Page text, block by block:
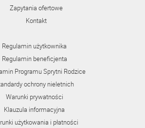
Zapytania ofertowe
Kontakt
Regulamin użytkownika
Regulamin beneficjenta
Programu Sprytni Rodzice
ochrony nieletnich
Warunki prywatności
Klauzula informacyjna
użytkowania i płatności